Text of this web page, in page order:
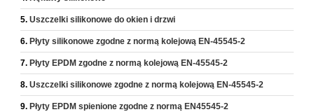
Uszczelki silikonowe do okien i drzwi
Płyty silikonowe zgodne z normą kolejową EN-45545-2
Płyty EPDM zgodne z normą kolejową EN-45545-2
Uszczelki silikonowe zgodne z normą kolejową EN-45545-2
Płyty EPDM spienione zgodne z normą EN45545-2